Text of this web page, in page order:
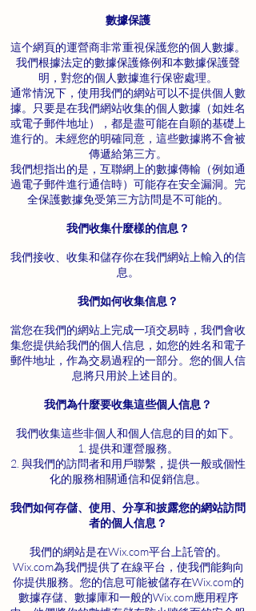
數據保護
這个網頁的運營商非常重視保護您的個人數據。
我們根據法定的數據保護條例和本數據保護聲
明，對您的個人數據進行保密處理。
通常情況下，使用我們的網站可以不提供個人數
據。只要是在我們網站收集的個人數據（如姓名
或電子郵件地址），都是盡可能在自願的基礎上
進行的。未經您的明確同意，這些數據將不會被
傳遞給第三方。
我們想指出的是，互聯網上的數據傳輸（例如通
過電子郵件進行通信時）可能存在安全漏洞。完
全保護數據免受第三方訪問是不可能的。
我們收集什麼樣的信息？
我們接收、收集和儲存你在我們網站上輸入的信
息。
我們如何收集信息？
當您在我們的網站上完成一項交易時，我們會收
集您提供給我們的個人信息，如您的姓名和電子
郵件地址，作為交易過程的一部分。您的個人信
息將只用於上述目的。
我們為什麼要收集這些個人信息？
我們收集這些非個人和個人信息的目的如下。
1. 提供和運營服務。
2. 與我們的訪問者和用戶聯繫，提供一般或個性
化的服務相關通信和促銷信息。
我們如何存儲、使用、分享和披露您的網站訪問
者的個人信息？
我們的網站是在Wix.com平台上託管的。
Wix.com為我們提供了在線平台，使我們能夠向
你提供服務。您的信息可能被儲存在Wix.com的
數據存儲、數據庫和一般的Wix.com應用程序